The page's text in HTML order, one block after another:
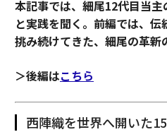
本記事では、細尾12代目当
と実践を聞く。前編では、
挑み続けてきた、細尾の革新
＞後編はこちら
西陣織を世界へ開いた